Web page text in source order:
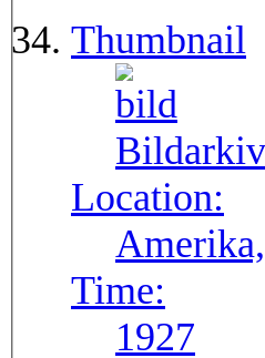
Thumbnail
Location:
Time:
1927